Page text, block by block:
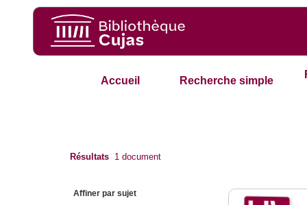
Accueil Recherche simple
Résultats 1 document
Affiner par sujet